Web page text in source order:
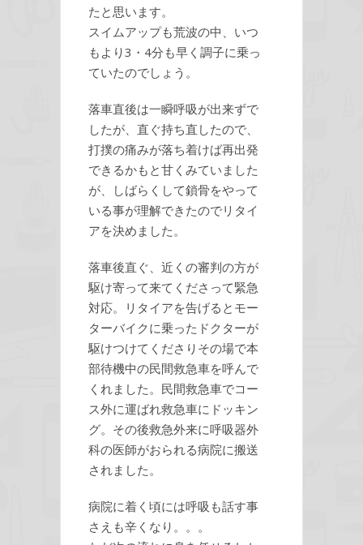
たと思います。
スイムアップも荒波の中、いつ
もより3・4分も早く調子に乗っ
ていたのでしょう。
落車直後は一瞬呼吸が出来ずで
したが、直ぐ持ち直したので、
打撲の痛みが落ち着けば再出発
できるかもと甘くみていました
が、しばらくして鎖骨をやって
いる事が理解できたのでリタイ
アを決めました。
落車後直ぐ、近くの審判の方が
駆け寄って来てくださって緊急
対応。リタイアを告げるとモー
ターバイクに乗ったドクターが
駆けつけてくださりその場で本
部待機中の民間救急車を呼んで
くれました。民間救急車でコー
ス外に運ばれ救急車にドッキン
グ。その後救急外来に呼吸器外
科の医師がおられる病院に搬送
されました。
病院に着く頃には呼吸も話す事
さえも辛くなり。。。